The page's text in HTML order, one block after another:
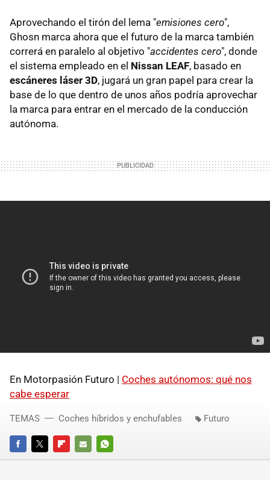
Aprovechando el tirón del lema "emisiones cero",
Ghosn marca ahora que el futuro de la marca también
correrá en paralelo al objetivo "accidentes cero", donde
el sistema empleado en el Nissan LEAF, basado en
escáneres láser 3D, jugará un gran papel para crear la
base de lo que dentro de unos años podría aprovechar
la marca para entrar en el mercado de la conducción
autónoma.
En Motorpasión Futuro | Coches autónomos: qué nos
cabe esperar
FACEBOOKTWITTERFLIPBOARD
E-
WHATSAPP
TEMAS Coches híbridos y enchufables Futuro